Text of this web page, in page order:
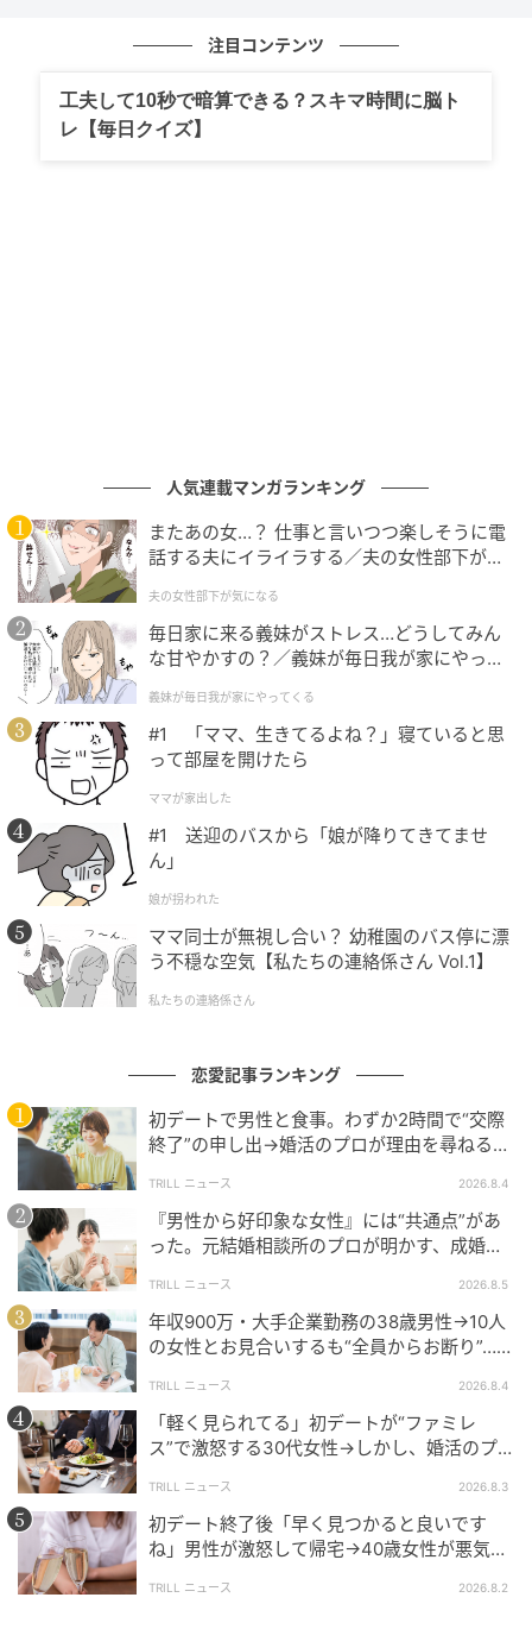
本人はサービス精神のつもりでも、言われた側にとっ
ては信頼を裏切られたと感じることが多い。
悪気がないからこそ厄介で、「そんなつもりじゃなか
った」と言いながら同じことを繰り返してしまうこと
も多い。
3. 距離感が近すぎる
口が軽い人の共通点の3つ目は、距離感が近すぎるこ
と。
人との距離が近すぎる人も、口が軽くなりがち。
誰にでもすぐ心を開くタイプは、相手との関係性を深
く考えず情報を共有してしまいがち。
「仲良くなったから大丈夫」と思って話した内容が、
別の場所で簡単に広まってしまうことも。
アドバイスまとめ
現役ホステスが教える「口が軽い人の共通点」には、
次の3つがあります。
●話題の中心にいたがる
●秘密の重さを想像できない
●距離感が近すぎる
口が軽い人は、必ずしも悪い人とは限りません。
本当に信頼される人は、「何を話すか」より「何を話
さないか」を大切にしているのです。
注目コンテンツ
工夫して10秒で暗算できる？スキマ時間に脳ト
レ【毎日クイズ】
人気連載マンガランキング
またあの女…？ 仕事と言いつつ楽しそうに電
話する夫にイライラする／夫の女性部下が気
夫の女性部下が気になる
毎日家に来る義妹がストレス…どうしてみん
な甘やかすの？／義妹が毎日我が家にやって
が】
義妹が毎日我が家にやってくる
#1 「ママ、生きてるよね？」寝ていると思
って部屋を開けたら
ママが家出した
#1 送迎のバスから「娘が降りてきてませ
ん」
娘が拐われた
ママ同士が無視し合い？ 幼稚園のバス停に漂
う不穏な空気【私たちの連絡係さん Vol.1】
私たちの連絡係さん
恋愛記事ランキング
初デートで男性と食事。わずか2時間で“交際
終了”の申し出→婚活のプロが理由を尋ねる
TRILL ニュース 2026.8.4
『男性から好印象な女性』には“共通点”があ
った。元結婚相談所のプロが明かす、成婚し
TRILL ニュース 2026.8.5
年収900万・大手企業勤務の38歳男性→10人
の女性とお見合いするも“全員からお断り”…デ
TRILL ニュース 2026.8.4
「軽く見られてる」初デートが“ファミレ
ス”で激怒する30代女性→しかし、婚活のプ
TRILL ニュース 2026.8.3
初デート終了後「早く見つかると良いです
ね」男性が激怒して帰宅→40歳女性が悪気な
TRILL ニュース 2026.8.2